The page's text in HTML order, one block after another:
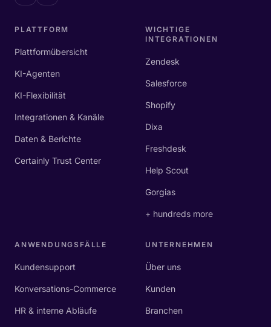
PLATTFORM
Plattformübersicht
KI-Agenten
KI-Flexibilität
Integrationen & Kanäle
Daten & Berichte
Certainly Trust Center
WICHTIGE
INTEGRATIONEN
Zendesk
Salesforce
Shopify
Dixa
Freshdesk
Help Scout
Gorgias
+ hundreds more
ANWENDUNGSFÄLLE
Kundensupport
Konversations-Commerce
HR & interne Abläufe
UNTERNEHMEN
Über uns
Kunden
Branchen